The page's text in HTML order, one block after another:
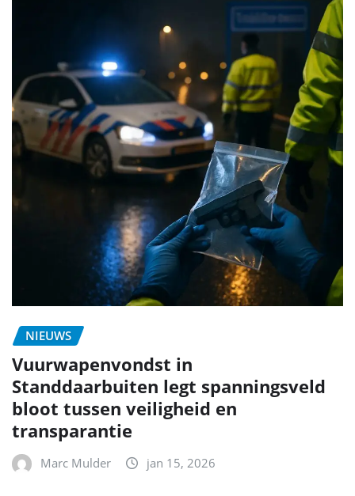
NIEUWS
Vuurwapenvondst in
Standdaarbuiten legt spanningsveld
bloot tussen veiligheid en
transparantie
Marc Mulder jan 15, 2026